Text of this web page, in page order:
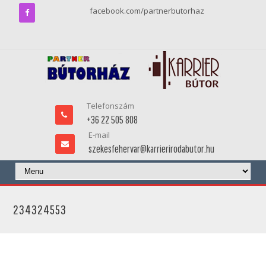
facebook.com/partnerbutorhaz
Telefonszám
+36 22 505 808
E-mail
szekesfehervar@karrierirodabutor.hu
234324553